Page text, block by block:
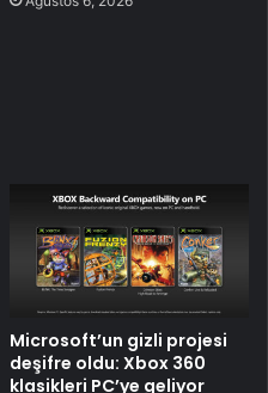
Microsoft’un gizli projesi
deşifre oldu: Xbox 360
klasikleri PC’ye geliyor